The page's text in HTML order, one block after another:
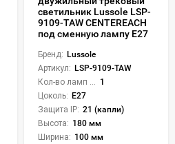
светильник Lussole LSP-
9109-TAW CENTEREACH
под сменную лампу Е27
Бренд: Lussole
Артикул: LSP-9109-TAW
1
Цоколь: E27
Защита IP: 21 (капли)
Высота: 180 мм
Ширина: 100 мм